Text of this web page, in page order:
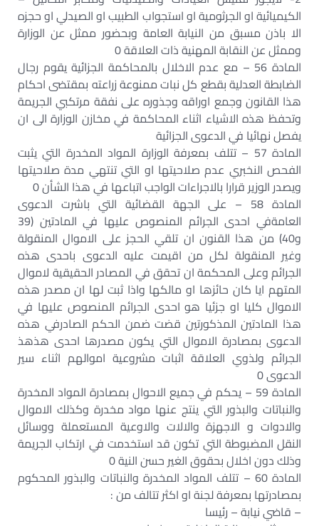
الكيميائية او الجرثومية او استجواب الطبيب او الصيدلي او حجزه
الا باذن مسبق من النيابة العامة وبحضور ممثل عن الوزارة
وممثل عن النقابة المهنية ذات العلاقة 0
المادة 56 – مع عدم الاخلال بالمحاكمة الجزائية يقوم رجال
الضابطة العدلية بقطع كل نبات ممنوعة زراعته بمقتضى احكام
هذا القانون وجمع اوراقه وجذوره على نفقة مرتكبي الجريمة
وتحفظ هذه الاشياء اثناء المحاكمة في مخازن الوزارة الى ان
يفصل نهائيا في الدعوى الجزائية
المادة 57 – تتلف بمعرفة الوزارة المواد المخدرة التي يثبت
الفحص النخبري عدم صلاحيتها او التي تنتهي مدة صلاحيتها
ويصدر الوزير قرارا بالاجراءات الواجب اتباعها في هذا الشأن 0
المادة 58 – على الجهة القضائية التي باشرت الدعوى
العامةفي احدى الجرائم المنصوص عليها في المادتين (39
و40) من هذا القنون ان تلقي الحجز على الاموال المنقولة
وغير المنقولة لكل من اقيمت عليه الدعوى باحدى هذه
الجرائم وعلى المحكمة ان تحقق في المصادر الحقيقية لاموال
المتهم ايا كان حائزها او مالكها واذا ثبت لها ان مصدر هذه
الاموال كليا او جزئيا هو احدى الجرائم المنصوص عليها في
هذا المادتين المذكورتين قضت ضمن الحكم الصادرفي هذه
الدعوى بمصادرة الاموال التي يكون مصدرها احدى هذهذ
الجرائم ولذوي العلاقة اثبات مشروعية اموالهم اثناء سير
الدعوى 0
المادة 59 – يحكم في جميع الاحوال بمصادرة المواد المخدرة
والنباتات والبذور التي ينتج عنها مواد مخدرة وكذلك الاموال
والادوات و الاجهزة والالات والاوعية المستعملة ووسائل
النقل المضبوطة التي تكون قد استخدمت في ارتكاب الجريمة
وذلك دون اخلال بحقوق الغير حسن النية 0
المادة 60 – تتلف المواد المخدرة والنباتات والبذور المحكوم
بمصادرتها بمعرفة لجنة او اكثر تتالف من :
– قاضي نيابة – رئيسا